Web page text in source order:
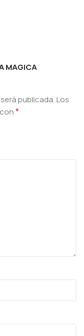
MAGICA
publicada.Los
*